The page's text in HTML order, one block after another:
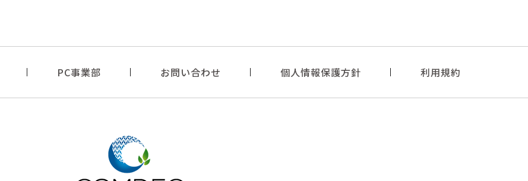
PC事業部 お問い合わせ 個人情報保護方針 利用規約